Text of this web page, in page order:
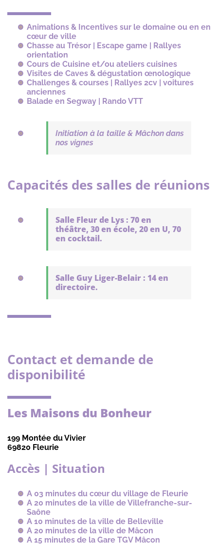
Animations & Incentives sur le domaine ou en en
cœur de ville
Chasse au Trésor | Escape game | Rallyes
orientation
Cours de Cuisine et/ou ateliers cuisines
Visites de Caves & dégustation œnologique
Challenges & courses | Rallyes 2cv | voitures
anciennes
Balade en Segway | Rando VTT
Initiation à la taille & Mâchon dans
nos vignes
Capacités des salles de réunions
Salle Fleur de Lys : 70 en
théâtre, 30 en école, 20 en U, 70
en cocktail.
Salle Guy Liger-Belair : 14 en
directoire.
Contact et demande de
disponibilité
Les Maisons du Bonheur
199 Montée du Vivier
69820 Fleurie
Accès | Situation
A 03 minutes du cœur du village de Fleurie
A 20 minutes de la ville de Villefranche-sur-
Saône
A 10 minutes de la ville de Belleville
A 20 minutes de la ville de Mâcon
A 15 minutes de la Gare TGV Mâcon